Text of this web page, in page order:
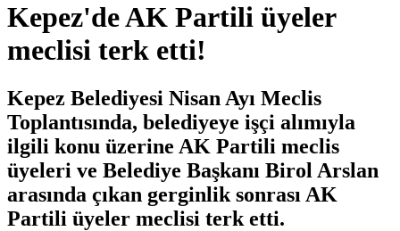
Kepez'de AK Partili üyeler
meclisi terk etti!
Kepez Belediyesi Nisan Ayı Meclis
Toplantısında, belediyeye işçi alımıyla
ilgili konu üzerine AK Partili meclis
üyeleri ve Belediye Başkanı Birol Arslan
arasında çıkan gerginlik sonrası AK
Partili üyeler meclisi terk etti.